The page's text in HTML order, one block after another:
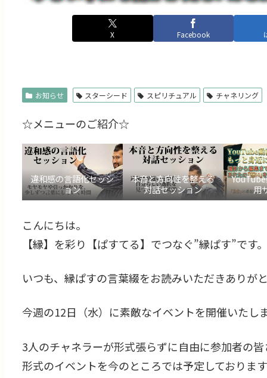
X Facebook
お知らせ スターシード スピリチュアル チャネリング
☆メニューのご紹介☆
違和感の言語化セッシ
ョン
本音と方向性を整える
対話セッション
用
こんにちは。
【縁】を彩り【ぱすてる】でつなぐ”縁ぱす”です。
いつも、縁ぱすの言葉綴をお読みいただきありが
今週の12日（水）に素敵なイベントを開催いたし
3人のチャネラーが形式張らずに自由に参加者の
形式のイベントを今のところでは予定しておりま